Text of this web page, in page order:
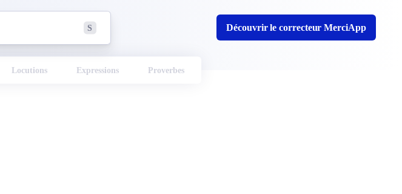
S Découvrir le correcteur MerciApp
Locutions Expressions Proverbes